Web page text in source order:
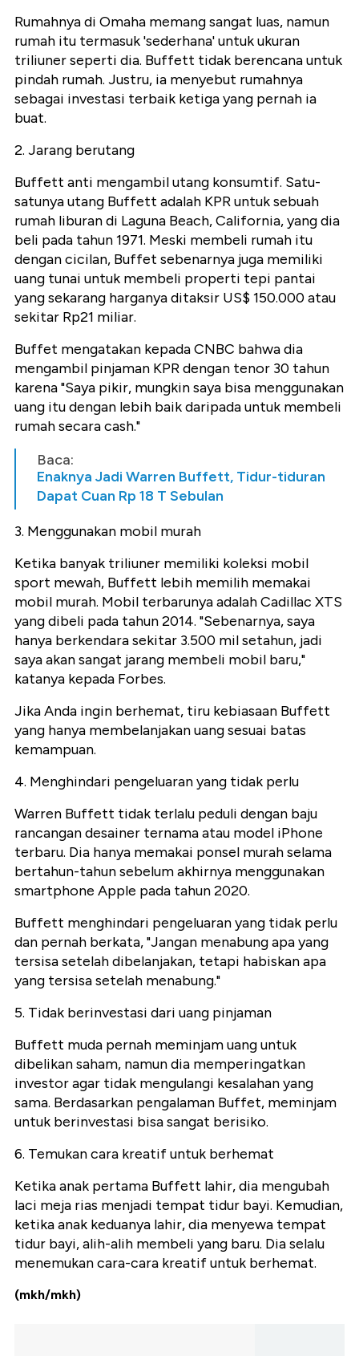
Rumahnya di Omaha memang sangat luas, namun
rumah itu termasuk 'sederhana' untuk ukuran
triliuner seperti dia. Buffett tidak berencana untuk
pindah rumah. Justru, ia menyebut rumahnya
sebagai investasi terbaik ketiga yang pernah ia
buat.
2. Jarang berutang
Buffett anti mengambil utang konsumtif. Satu-
satunya utang Buffett adalah KPR untuk sebuah
rumah liburan di Laguna Beach, California, yang dia
beli pada tahun 1971. Meski membeli rumah itu
dengan cicilan, Buffet sebenarnya juga memiliki
uang tunai untuk membeli properti tepi pantai
yang sekarang harganya ditaksir US$ 150.000 atau
sekitar Rp21 miliar.
Buffet mengatakan kepada CNBC bahwa dia
mengambil pinjaman KPR dengan tenor 30 tahun
karena "Saya pikir, mungkin saya bisa menggunakan
uang itu dengan lebih baik daripada untuk membeli
rumah secara cash."
Baca:
Enaknya Jadi Warren Buffett, Tidur-tiduran
Dapat Cuan Rp 18 T Sebulan
3. Menggunakan mobil murah
Ketika banyak triliuner memiliki koleksi mobil
sport mewah, Buffett lebih memilih memakai
mobil murah. Mobil terbarunya adalah Cadillac XTS
yang dibeli pada tahun 2014. "Sebenarnya, saya
hanya berkendara sekitar 3.500 mil setahun, jadi
saya akan sangat jarang membeli mobil baru,"
katanya kepada Forbes.
Jika Anda ingin berhemat, tiru kebiasaan Buffett
yang hanya membelanjakan uang sesuai batas
kemampuan.
4. Menghindari pengeluaran yang tidak perlu
Warren Buffett tidak terlalu peduli dengan baju
rancangan desainer ternama atau model iPhone
terbaru. Dia hanya memakai ponsel murah selama
bertahun-tahun sebelum akhirnya menggunakan
smartphone Apple pada tahun 2020.
Buffett menghindari pengeluaran yang tidak perlu
dan pernah berkata, "Jangan menabung apa yang
tersisa setelah dibelanjakan, tetapi habiskan apa
yang tersisa setelah menabung."
5. Tidak berinvestasi dari uang pinjaman
Buffett muda pernah meminjam uang untuk
dibelikan saham, namun dia memperingatkan
investor agar tidak mengulangi kesalahan yang
sama. Berdasarkan pengalaman Buffet, meminjam
untuk berinvestasi bisa sangat berisiko.
6. Temukan cara kreatif untuk berhemat
Ketika anak pertama Buffett lahir, dia mengubah
laci meja rias menjadi tempat tidur bayi. Kemudian,
ketika anak keduanya lahir, dia menyewa tempat
tidur bayi, alih-alih membeli yang baru. Dia selalu
menemukan cara-cara kreatif untuk berhemat.
(mkh/mkh)